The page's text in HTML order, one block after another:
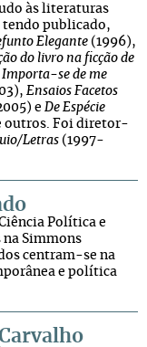
às literaturas
publicado,
Elegante (1996),
do livro na ficção de
Importa-se de me
Ensaios Facetos
e De Espécie
outros. Foi diretor-
Letras (1997-
Política e
Simmons
centram-se na
e política